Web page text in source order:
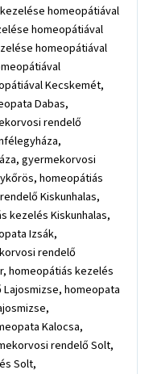
homeopátiával
homeopátiával
homeopátiával
Kecskemét,
Dabas,
rendelő
gyermekorvosi
homeopátiás
Kiskunhalas,
kezelés Kiskunhalas,
Izsák,
rendelő
homeopátiás kezelés
homeopata
Kalocsa,
rendelő Solt,
Solt,